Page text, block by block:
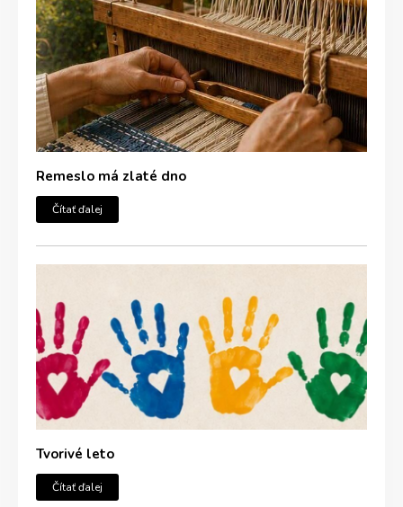
Remeslo má zlaté dno
Čítať ďalej
Tvorivé leto
Čítať ďalej